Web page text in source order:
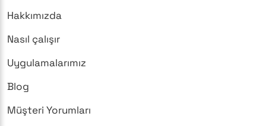
Hakkımızda
Nasıl çalışır
Uygulamalarımız
Blog
Müşteri Yorumları